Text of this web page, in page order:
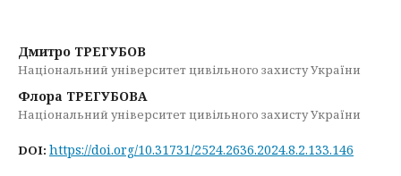
Дмитро ТРЕГУБОВ
Національний університет цивільного захисту України
Флора ТРЕГУБОВА
Національний університет цивільного захисту України
DOI: https://doi.org/10.31731/2524.2636.2024.8.2.133.146